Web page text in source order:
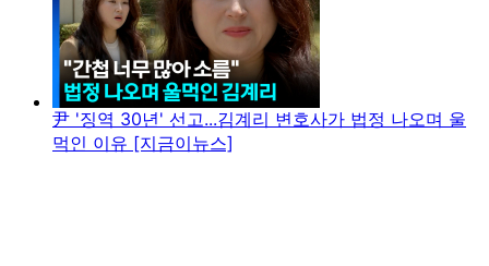
尹 '징역 30년' 선고...김계리 변호사가 법정 나오며 울
먹인 이유 [지금이뉴스]